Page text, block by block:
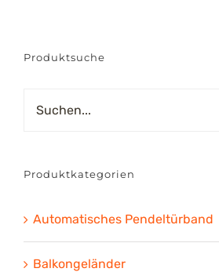
Produktsuche
Produktkategorien
Automatisches Pendeltürband
Balkongeländer